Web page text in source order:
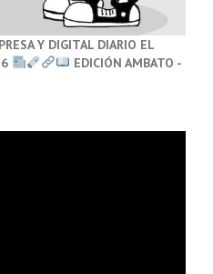
Y DIGITAL DIARIO EL
EDICIÓN AMBATO -